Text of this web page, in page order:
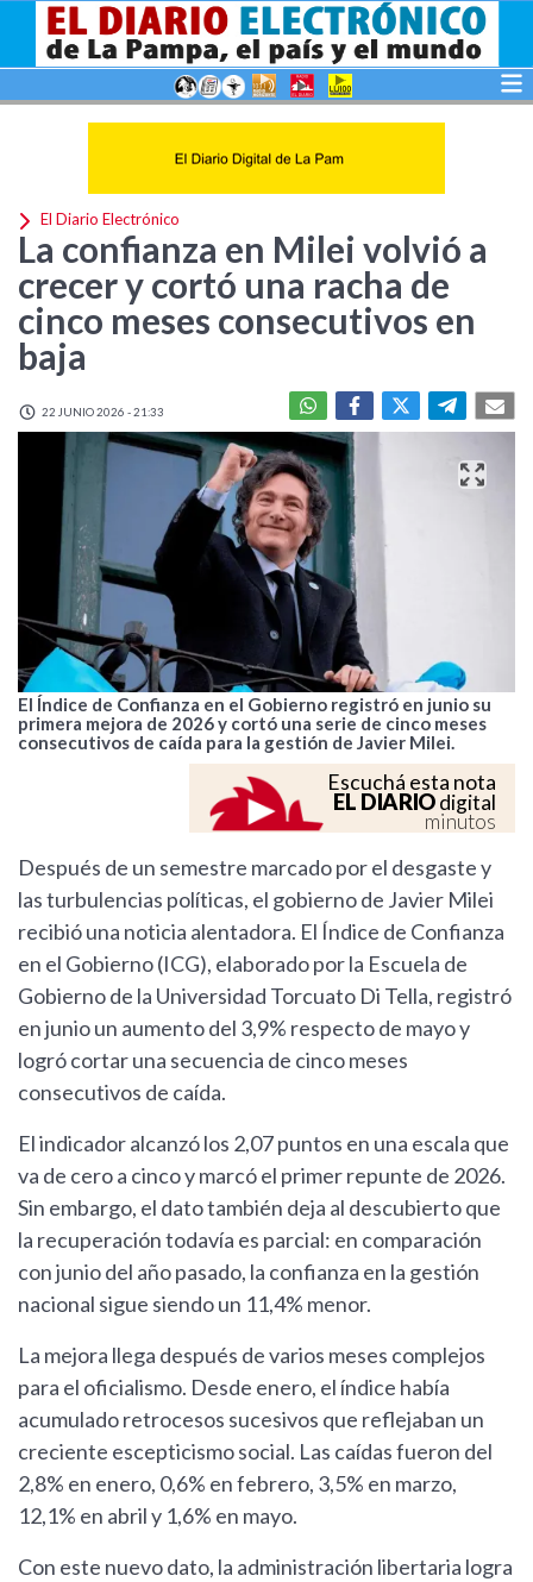
El Diario Electrónico
La confianza en Milei volvió a
crecer y cortó una racha de
cinco meses consecutivos en
baja
22 JUNIO 2026 - 21:33
El Índice de Confianza en el Gobierno registró en junio su
primera mejora de 2026 y cortó una serie de cinco meses
consecutivos de caída para la gestión de Javier Milei.
Escuchá esta nota
EL DIARIOdigital
minutos
Después de un semestre marcado por el desgaste y
las turbulencias políticas, el gobierno de Javier Milei
recibió una noticia alentadora. El Índice de Confianza
en el Gobierno (ICG), elaborado por la Escuela de
Gobierno de la Universidad Torcuato Di Tella, registró
en junio un aumento del 3,9% respecto de mayo y
logró cortar una secuencia de cinco meses
consecutivos de caída.
El indicador alcanzó los 2,07 puntos en una escala que
va de cero a cinco y marcó el primer repunte de 2026.
Sin embargo, el dato también deja al descubierto que
la recuperación todavía es parcial: en comparación
con junio del año pasado, la confianza en la gestión
nacional sigue siendo un 11,4% menor.
La mejora llega después de varios meses complejos
para el oficialismo. Desde enero, el índice había
acumulado retrocesos sucesivos que reflejaban un
creciente escepticismo social. Las caídas fueron del
2,8% en enero, 0,6% en febrero, 3,5% en marzo,
12,1% en abril y 1,6% en mayo.
Con este nuevo dato, la administración libertaria logra